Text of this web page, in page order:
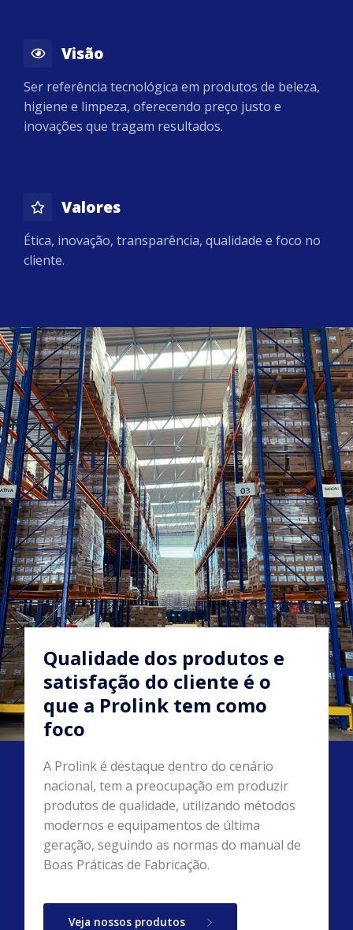
Visão
Ser referência tecnológica em produtos de beleza,
higiene e limpeza, oferecendo preço justo e
inovações que tragam resultados.
Valores
Ética, inovação, transparência, qualidade e foco no
cliente.
Qualidade dos produtos e
satisfação do cliente é o
que a Prolink tem como
foco
A Prolink é destaque dentro do cenário
nacional, tem a preocupação em produzir
produtos de qualidade, utilizando métodos
modernos e equipamentos de última
geração, seguindo as normas do manual de
Boas Práticas de Fabricação.
Veja nossos produtos